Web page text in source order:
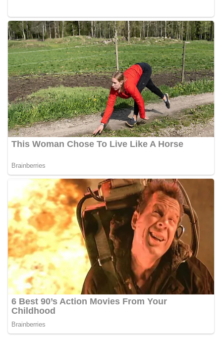
kegiatan semacam ini, Bhabinkamtibmas tidak
hanya berperan sebagai penyampai informasi
dan imbauan, tetapi juga sebagai mitra
masyarakat dalam menjaga keamanan lingkungan
secara bersama-sama.‎‎Kehadiran
Bhabinkamtibmas di tengah-tengah warga
diharapkan dapat semakin mempererat
hubungan kemitraan antara Polri dan
masyarakat, sekaligus membangun kesadaran
kolektif warga akan pentingnya menjaga
keamanan, ketertiban, dan kekompakan
lingkungan, khususnya dalam menyambut
momentum bersejarah HUT Kemerdekaan
Republik Indonesia.‎Kegiatan sambang ini
oleh Bhabinkamtibmas di wilayah Kelurahan
Sunggal sebagai bagian dari upaya menciptakan
situasi Kamtibmas yang aman dan kondusif,
sekaligus menumbuhkan semangat nasionalisme
warga dalam menyambut Hari Kemerdekaan RI.
Bhabinkamtibmas Polsek Medan Sunggal
Sambangi Warga Kelurahan Sunggal, Ingatkan
Pemasangan Bendera Merah Putih Jelang HUT
Kemerdekaan RI‎‎Medan, 5 Agustus 2026 — Dalam
rangka menyambut Hari Ulang Tahun
Kemerdekaan Republik Indonesia yang ke-
81noktahsumutcoomBhabinkamtibmas Kelurahan
Sunggal, Aiptu Muliyadi Suraukur, melaksanakan
kegiatan sambang Door to Door System (DDS)
kepada warga di wilayah Kelurahan Sunggal,
Kecamatan Medan Sunggal, pada Rabu
(05/08/2026).‎‎Kegiatan tersebut berlangsung sejak
pukul 09.00 WIB hingga selesai, menyasar rumah-